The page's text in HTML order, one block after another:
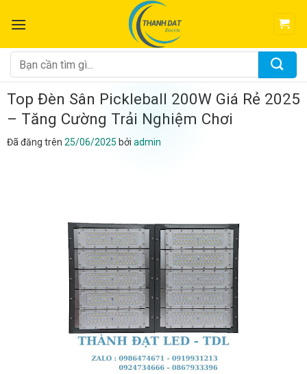
đến
dung
Tìm
kiếm:
Top Đèn Sân Pickleball 200W Giá Rẻ 2025
– Tăng Cường Trải Nghiệm Chơi
Đã đăng trên 25/06/2025 bởi admin